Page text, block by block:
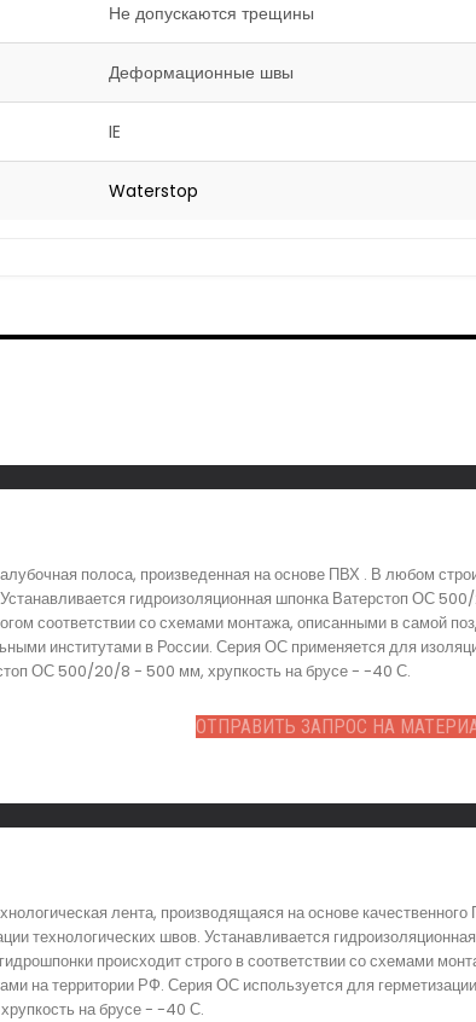
Не допускаются трещины
Деформационные швы
IE
Waterstop
полоса, произведенная на основе ПВХ . В любом
гидроизоляционная шпонка Ватерстоп ОС
соответствии со схемами монтажа, описанными в самой
институтами в России. Серия ОС применяется для
ОС 500/20/8 - 500 мм, хрупкость на брусе - -40 С.
ОТПРАВИТЬ ЗАПРОС НА
лента, производящаяся на основе
технологических швов. Устанавливается
происходит строго в соответствии со схемами
на территории РФ. Серия ОС используется для
на брусе - -40 С.